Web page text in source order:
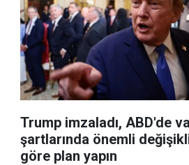
Trump imzaladı, ABD'de
şartlarında önemli
göre plan yapın